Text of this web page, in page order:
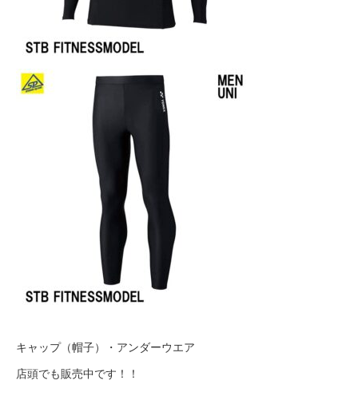
キャップ（帽子）・アンダーウエア
店頭でも販売中です！！